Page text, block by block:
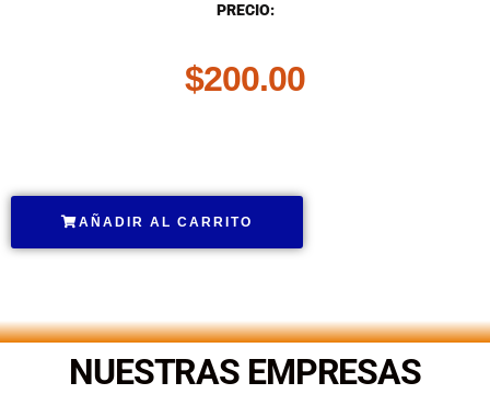
PRECIO:
$200.00
AÑADIR AL CARRITO
NUESTRAS EMPRESAS